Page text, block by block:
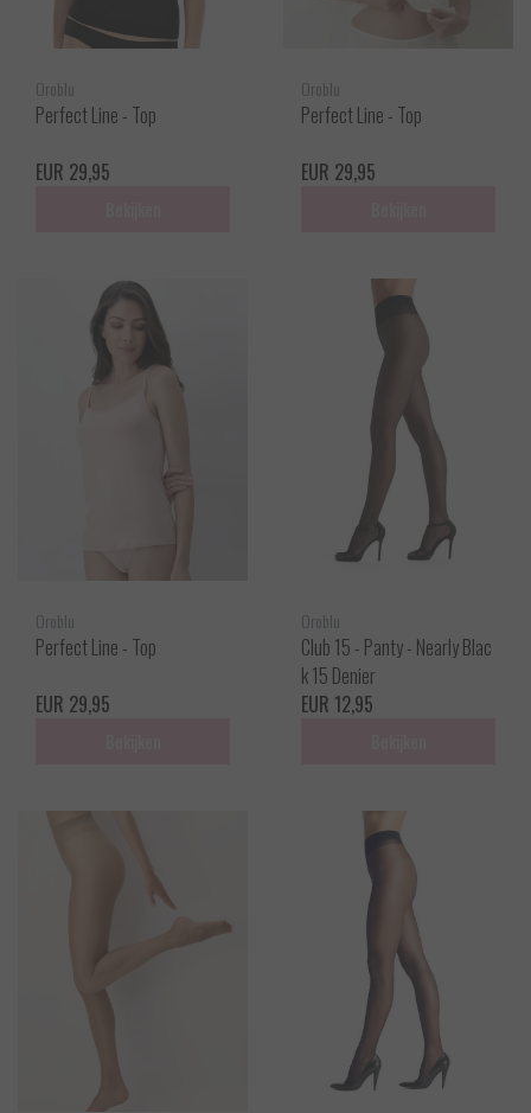
Oroblu
Perfect Line - Top
EUR 29,95
Oroblu
Perfect Line - Top
EUR 29,95
Oroblu
Perfect Line - Top
EUR 29,95
Oroblu
Club 15 - Panty - Nearly Blac
k 15 Denier
EUR 12,95